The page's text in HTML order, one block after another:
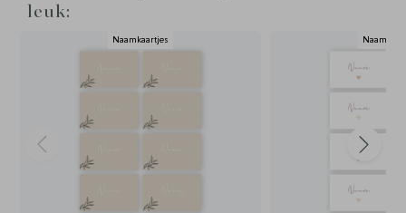
leuk:
Naamkaartjes